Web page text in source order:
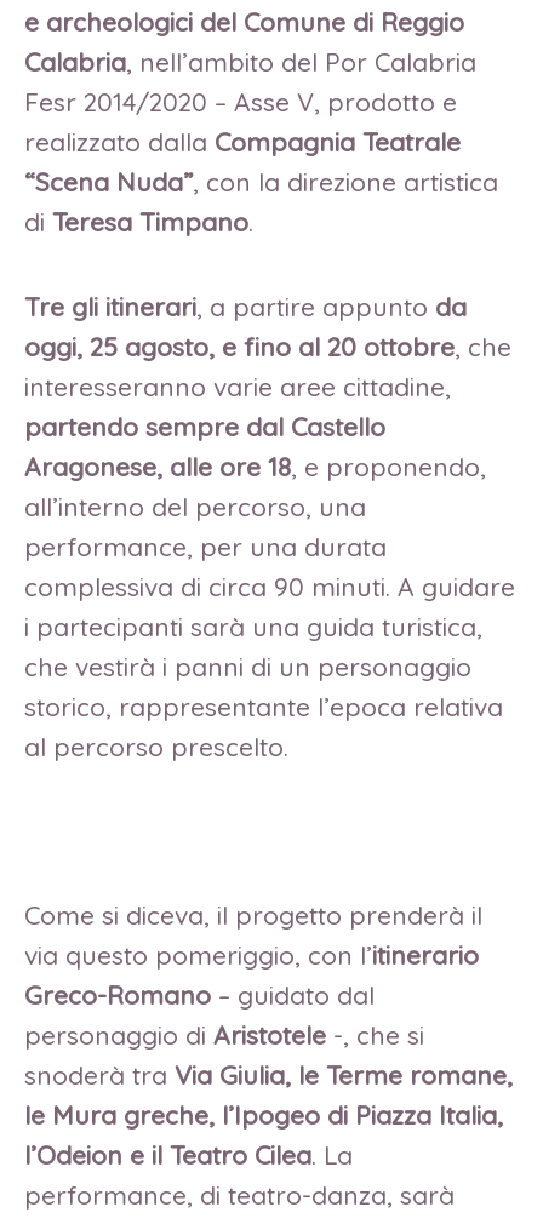
e archeologici del Comune di Reggio
Calabria, nell’ambito del Por Calabria
Fesr 2014/2020 – Asse V, prodotto e
realizzato dalla Compagnia Teatrale
“Scena Nuda”, con la direzione artistica
di Teresa Timpano.
Tre gli itinerari, a partire appunto da
oggi, 25 agosto, e fino al 20 ottobre, che
interesseranno varie aree cittadine,
partendo sempre dal Castello
Aragonese, alle ore 18, e proponendo,
all’interno del percorso, una
performance, per una durata
complessiva di circa 90 minuti. A guidare
i partecipanti sarà una guida turistica,
che vestirà i panni di un personaggio
storico, rappresentante l’epoca relativa
al percorso prescelto.
Come si diceva, il progetto prenderà il
via questo pomeriggio, con l’itinerario
Greco-Romano – guidato dal
personaggio di Aristotele -, che si
snoderà tra Via Giulia, le Terme romane,
le Mura greche, l’Ipogeo di Piazza Italia,
l’Odeion e il Teatro Cilea. La
performance, di teatro-danza, sarà